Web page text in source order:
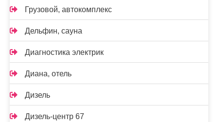
Грузовой, автокомплекс
Дельфин, сауна
Диагностика электрик
Диана, отель
Дизель
Дизель-центр 67